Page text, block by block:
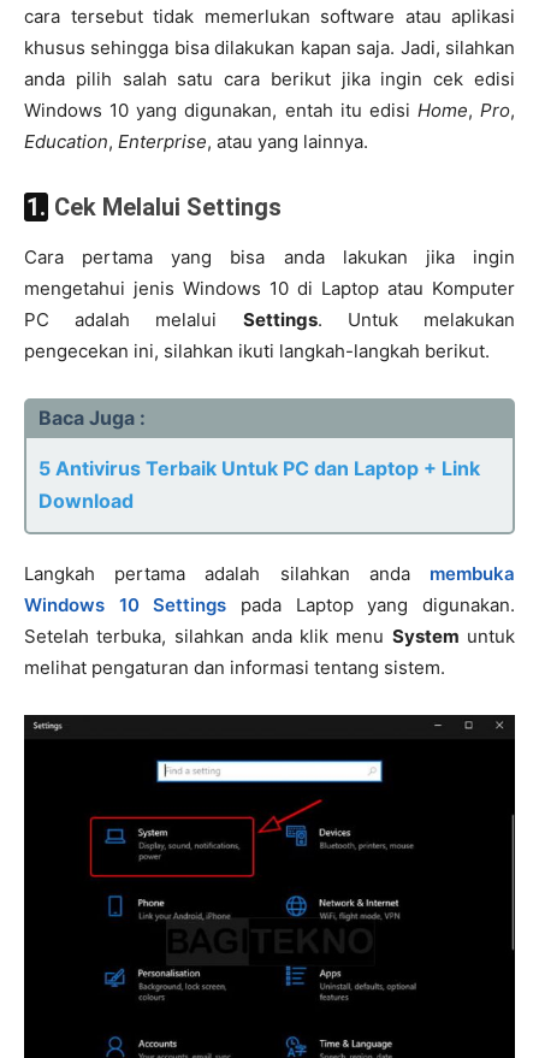
cara tersebut tidak memerlukan software atau aplikasi
khusus sehingga bisa dilakukan kapan saja. Jadi, silahkan
anda pilih salah satu cara berikut jika ingin cek edisi
Windows 10 yang digunakan, entah itu edisi Home, Pro,
Education, Enterprise, atau yang lainnya.
1. Cek Melalui Settings
Cara pertama yang bisa anda lakukan jika ingin
mengetahui jenis Windows 10 di Laptop atau Komputer
PC adalah melalui Settings. Untuk melakukan
pengecekan ini, silahkan ikuti langkah-langkah berikut.
Baca Juga :
5 Antivirus Terbaik Untuk PC dan Laptop + Link
Download
Langkah pertama adalah silahkan anda membuka
Windows 10 Settings pada Laptop yang digunakan.
Setelah terbuka, silahkan anda klik menu System untuk
melihat pengaturan dan informasi tentang sistem.